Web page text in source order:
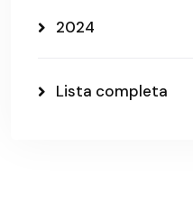
2024
Lista completa